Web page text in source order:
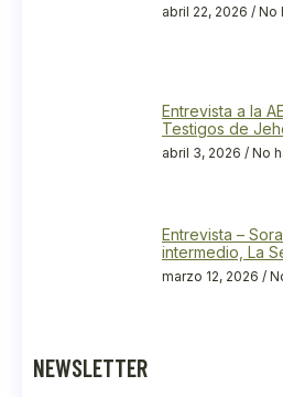
abril 22, 2026 No
Entrevista a la
Testigos de
abril 3, 2026 No
Entrevista –
intermedio, La
marzo 12, 2026
NEWSLETTER